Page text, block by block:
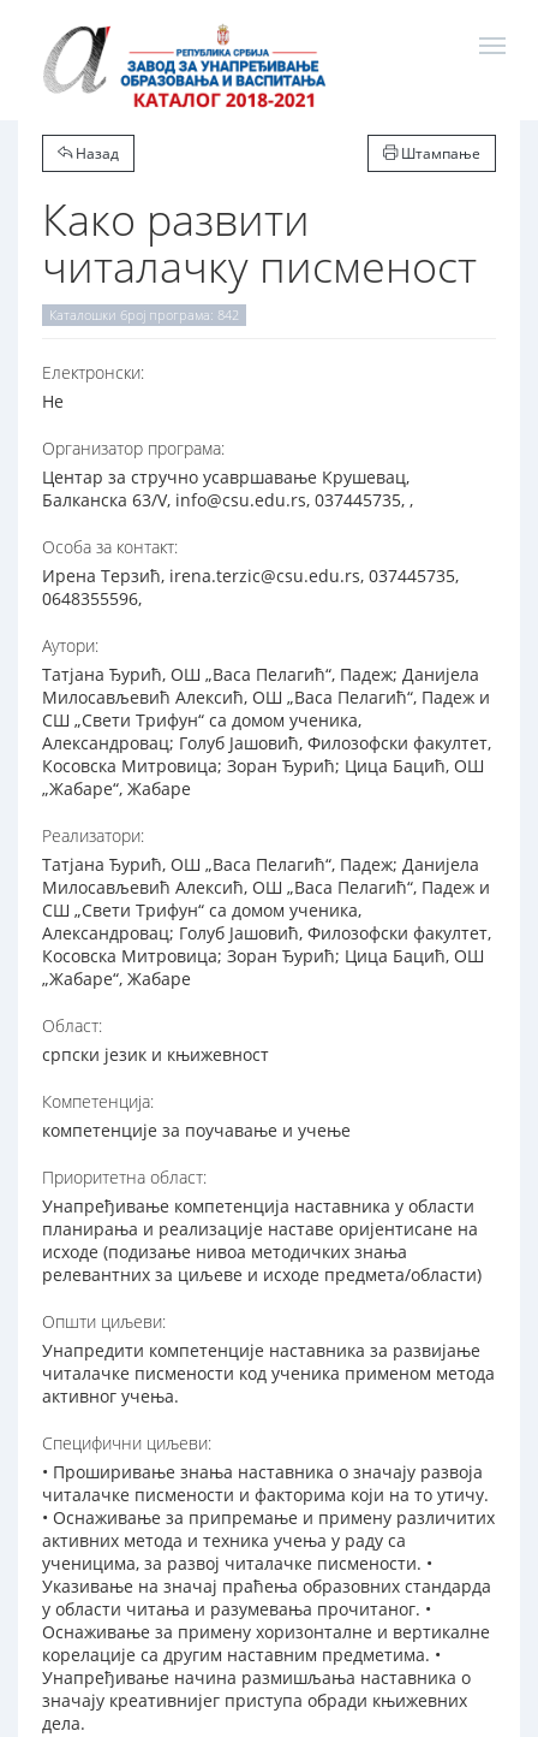
Назад Штампање
Како развити
читалачку писменост
Каталошки број програма: 842
Електронски:
Не
Организатор програма:
Центар за стручно усавршавање Крушевац,
Балканска 63/V, info@csu.edu.rs, 037445735, ,
Особа за контакт:
Ирена Терзић, irena.terzic@csu.edu.rs, 037445735,
0648355596,
Аутори:
Татјана Ђурић, ОШ „Васа Пелагић“, Падеж; Данијела
Милосављевић Алексић, ОШ „Васа Пелагић“, Падеж и
СШ „Свети Трифун“ са домом ученика,
Александровац; Голуб Јашовић, Филозофски факултет,
Косовска Митровица; Зоран Ђурић; Цица Бацић, ОШ
„Жабаре“, Жабаре
Реализатори:
Татјана Ђурић, ОШ „Васа Пелагић“, Падеж; Данијела
Милосављевић Алексић, ОШ „Васа Пелагић“, Падеж и
СШ „Свети Трифун“ са домом ученика,
Александровац; Голуб Јашовић, Филозофски факултет,
Косовска Митровица; Зоран Ђурић; Цица Бацић, ОШ
„Жабаре“, Жабаре
Област:
српски језик и књижевност
Компетенција:
компетенције за поучавање и учење
Приоритетна област:
Унапређивање компетенција наставника у области
планирања и реализације наставе оријентисане на
исходе (подизање нивоа методичких знања
релевантних за циљеве и исходе предмета/области)
Општи циљеви:
Унапредити компетенције наставника за развијање
читалачке писмености код ученика применом метода
активног учења.
Специфични циљеви:
• Проширивање знања наставника о значају развоја
читалачке писмености и факторима који на то утичу.
• Оснаживање за припремање и примену различитих
активних метода и техника учења у раду са
ученицима, за развој читалачке писмености. •
Указивање на значај праћења образовних стандарда
у области читања и разумевања прочитаног. •
Оснаживање за примену хоризонталне и вертикалне
корелације са другим наставним предметима. •
Унапређивање начина размишљања наставника о
значају креативнијег приступа обради књижевних
дела.